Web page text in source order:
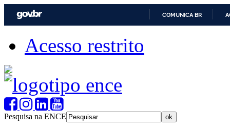
COMUNICA BR
Acesso restrito
Pesquisa na ENCE